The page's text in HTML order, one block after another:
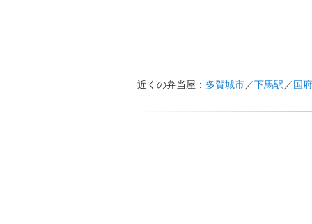
近くの弁当屋： 多賀城市／下馬駅 ／ 国